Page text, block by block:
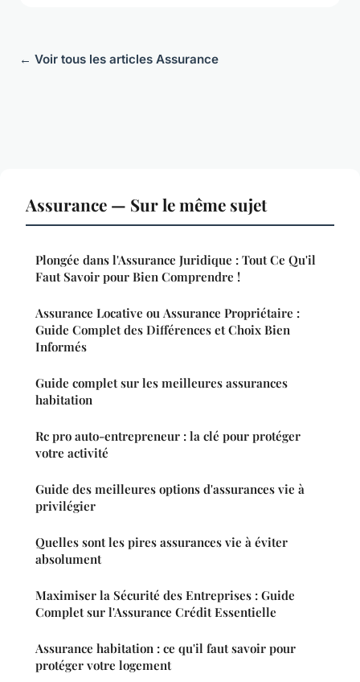
← Voir tous les articles Assurance
Assurance — Sur le même sujet
Plongée dans l'Assurance Juridique : Tout Ce Qu'il
Faut Savoir pour Bien Comprendre !
Assurance Locative ou Assurance Propriétaire :
Guide Complet des Différences et Choix Bien
Informés
Guide complet sur les meilleures assurances
habitation
Rc pro auto-entrepreneur : la clé pour protéger
votre activité
Guide des meilleures options d'assurances vie à
privilégier
Quelles sont les pires assurances vie à éviter
absolument
Maximiser la Sécurité des Entreprises : Guide
Complet sur l'Assurance Crédit Essentielle
Assurance habitation : ce qu'il faut savoir pour
protéger votre logement